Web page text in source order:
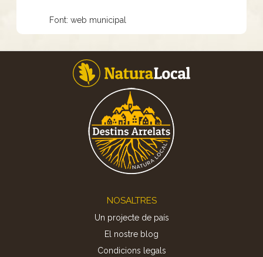
Font: web municipal
NOSALTRES
Un projecte de país
El nostre blog
Condicions legals